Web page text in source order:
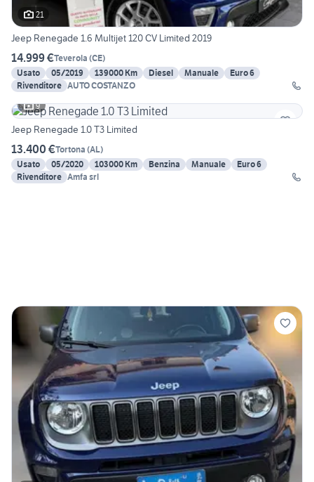
21
Jeep Renegade 1.6 Multijet 120 CV Limited 2019
14.999 €Teverola (CE)
Usato
05/2019 139000 Km Diesel Manuale
Euro 6
Rivenditore AUTO COSTANZO
9
Jeep Renegade 1.0 T3 Limited
13.400 €Tortona (AL)
Usato
05/2020 103000 Km Benzina Manuale
Euro 6
Rivenditore Amfa srl